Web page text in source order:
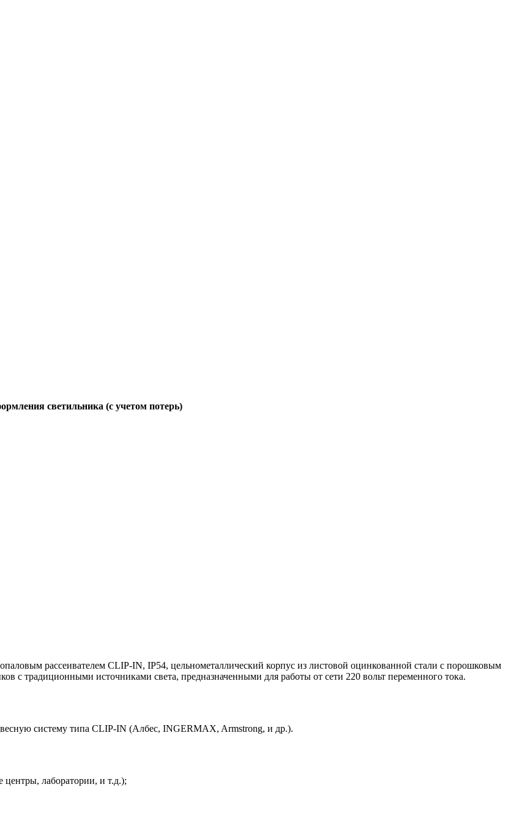
светильника (с учетом потерь)
рассеивателем CLIP-IN, IP54, цельнометаллический корпус из листовой оцинкованной стали с порошковым
с традиционными источниками света, предназначенными для работы от сети 220 вольт переменного тока.
систему типа CLIP-IN (Албес, INGERMAX, Armstrong, и др.).
лаборатории, и т.д.);